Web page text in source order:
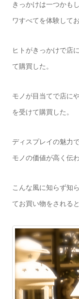
きっかけは一つかも
ワすべてを体験して
ヒトがきっかけで店
て購買した。
モノが目当てで店に
を受けて購買した。
ディスプレイの魅力
モノの価値が高く伝
こんな風に知らず知
てお買い物をされる